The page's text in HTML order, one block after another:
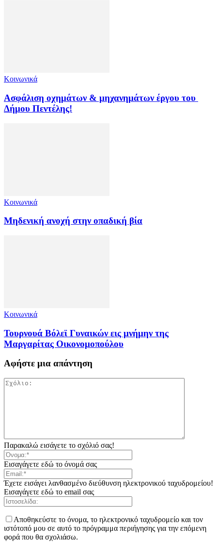
Κοινωνικά
Ασφάλιση οχημάτων & μηχανημάτων έργου του
Δήμου Πεντέλης!
Κοινωνικά
Μηδενική ανοχή στην οπαδική βία
Κοινωνικά
Τουρνουά Βόλεϊ Γυναικών εις μνήμην της
Μαργαρίτας Οικονομοπούλου
Αφήστε μια απάντηση
Παρακαλώ εισάγετε το σχόλιό σας!
Εισαγάγετε εδώ το όνομά σας
Έχετε εισάγει λανθασμένο διεύθυνση ηλεκτρονικού ταχυδρομείου!
Εισαγάγετε εδώ το email σας
Αποθηκεύστε το όνομα, το ηλεκτρονικό ταχυδρομείο και τον
ιστότοπό μου σε αυτό το πρόγραμμα περιήγησης για την επόμενη
φορά που θα σχολιάσω.